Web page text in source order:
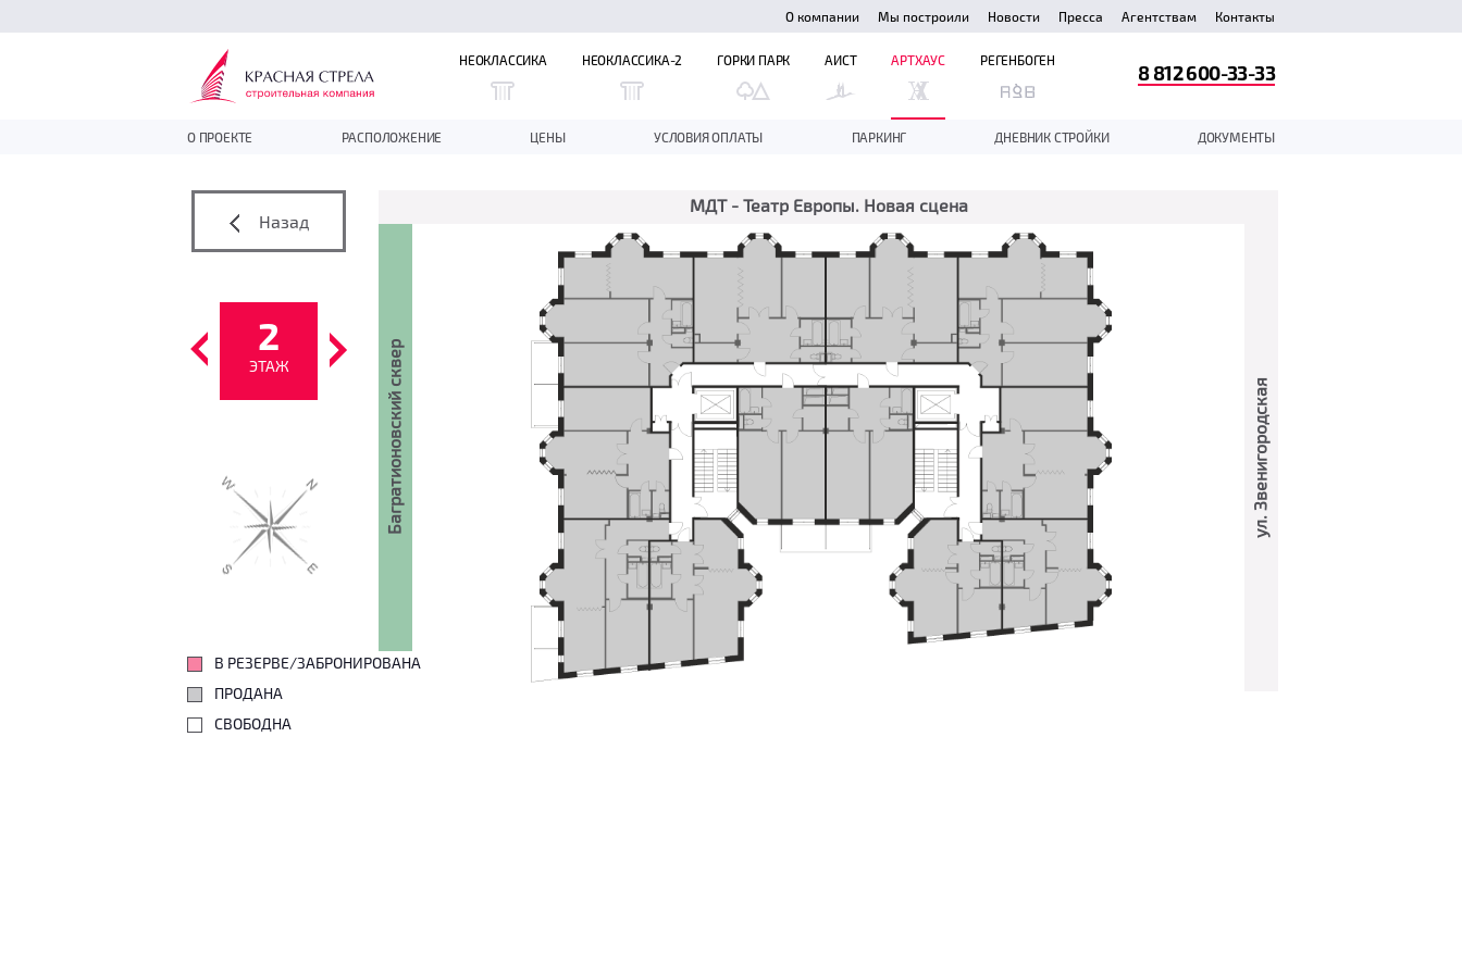
О компании Мы построили Новости Пресса Агентствам Контакты
НЕОКЛАССИКА НЕОКЛАССИКА-2 ГОРКИ ПАРК АИСТ АРТХАУС
О ПРОЕКТЕ РАСПОЛОЖЕНИЕ ЦЕНЫ УСЛОВИЯ ОПЛАТЫ ПАРКИНГ ДНЕВНИК СТРОЙКИ ДОКУМЕНТЫ
РЕГЕНБОГЕН
8 812 600-33-33
Назад
2
ЭТАЖ
В РЕЗЕРВЕ/ЗАБРОНИРОВАНА
ПРОДАНА
СВОБОДНА
Багратионовский сквер
МДТ - Театр Европы. Новая сцена
ул. Звенигородская